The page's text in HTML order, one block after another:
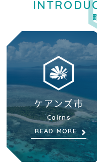
ケアンズ市
Cairns
READ MORE